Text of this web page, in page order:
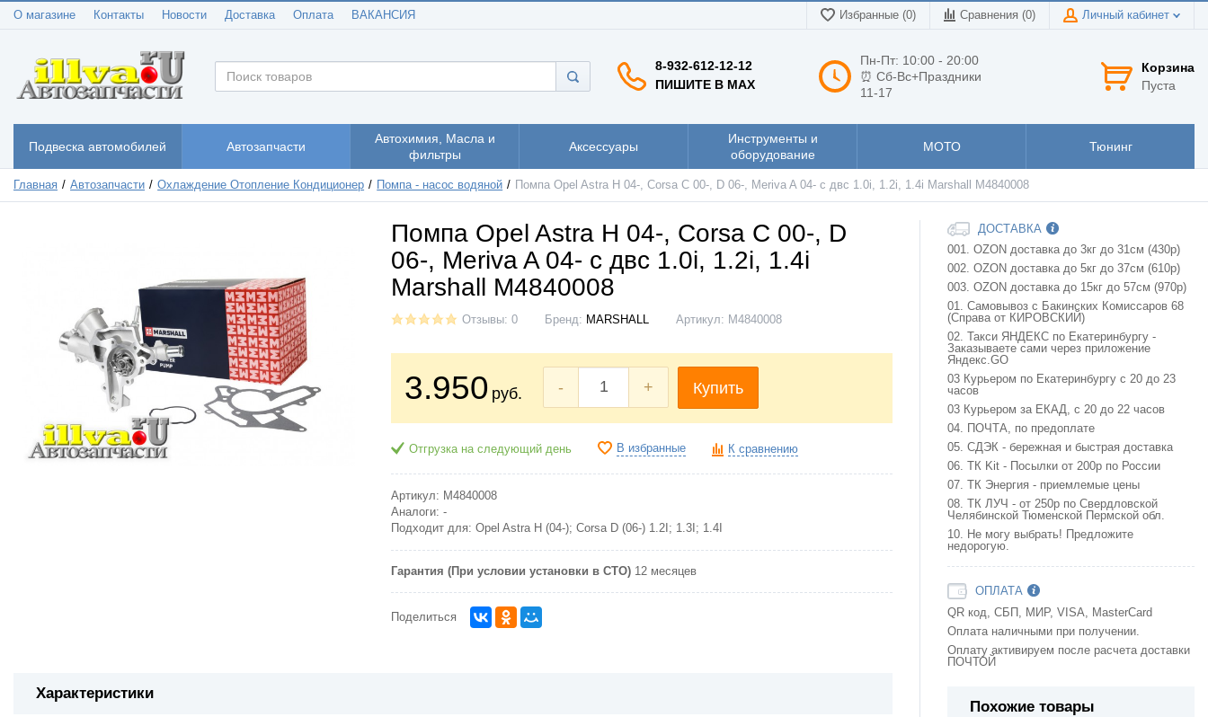
О магазине Контакты Новости Доставка Оплата ВАКАНСИЯ Избранные (0) Сравнения (0) Личный кабинет
8-932-612-12-12
ПИШИТЕ В MAX
Пн-Пт: 10:00 - 20:00
⏰ Сб-Вс+Праздники
11-17
Корзина
Пуста
Подвеска автомобилей Автозапчасти
Автохимия, Масла и
фильтры
Аксессуары
Инструменты и
оборудование
МОТО Тюнинг
Главная Автозапчасти Охлаждение Отопление Кондиционер Помпа - насос водяной Помпа Opel Astra H 04-, Corsa C 00-, D 06-, Meriva A 04- с двс 1.0i, 1.2i, 1.4i Marshall M4840008
Помпа Opel Astra H 04-, Corsa C 00-, D
06-, Meriva A 04- с двс 1.0i, 1.2i, 1.4i
Marshall M4840008
Отзывы: 0 Бренд: MARSHALL Артикул: M4840008
3.950 руб. - + Купить
Отгрузка на следующий день В избранные К сравнению
Артикул: M4840008
Аналоги: -
Подходит для: Opel Astra H (04-); Corsa D (06-) 1.2I; 1.3I; 1.4I
Гарантия (При условии установки в СТО) 12 месяцев
Поделиться
Характеристики
ДОСТАВКА
001. OZON доставка до 3кг до 31см (430р)
002. OZON доставка до 5кг до 37см (610р)
003. OZON доставка до 15кг до 57см (970р)
01. Самовывоз с Бакинских Комиссаров 68
(Справа от КИРОВСКИЙ)
02. Такси ЯНДЕКС по Екатеринбургу -
Заказываете сами через приложение
Яндекс.GO
03 Курьером по Екатеринбургу с 20 до 23
часов
03 Курьером за ЕКАД, с 20 до 22 часов
04. ПОЧТА, по предоплате
05. СДЭК - бережная и быстрая доставка
06. ТК Kit - Посылки от 200р по России
07. ТК Энергия - приемлемые цены
08. ТК ЛУЧ - от 250р по Свердловской
Челябинской Тюменской Пермской обл.
10. Не могу выбрать! Предложите
недорогую.
ОПЛАТА
QR код, СБП, МИР, VISA, MasterCard
Оплата наличными при получении.
Оплату активируем после расчета доставки
ПОЧТОЙ
Похожие товары